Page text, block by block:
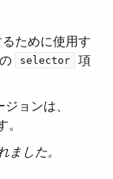
ために使用す
selector
​ 項
ョンは、​
した。